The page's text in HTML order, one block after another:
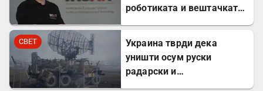
роботиката и вештачката
СВЕТ
Украина тврди дека
уништи осум руски
радарски и